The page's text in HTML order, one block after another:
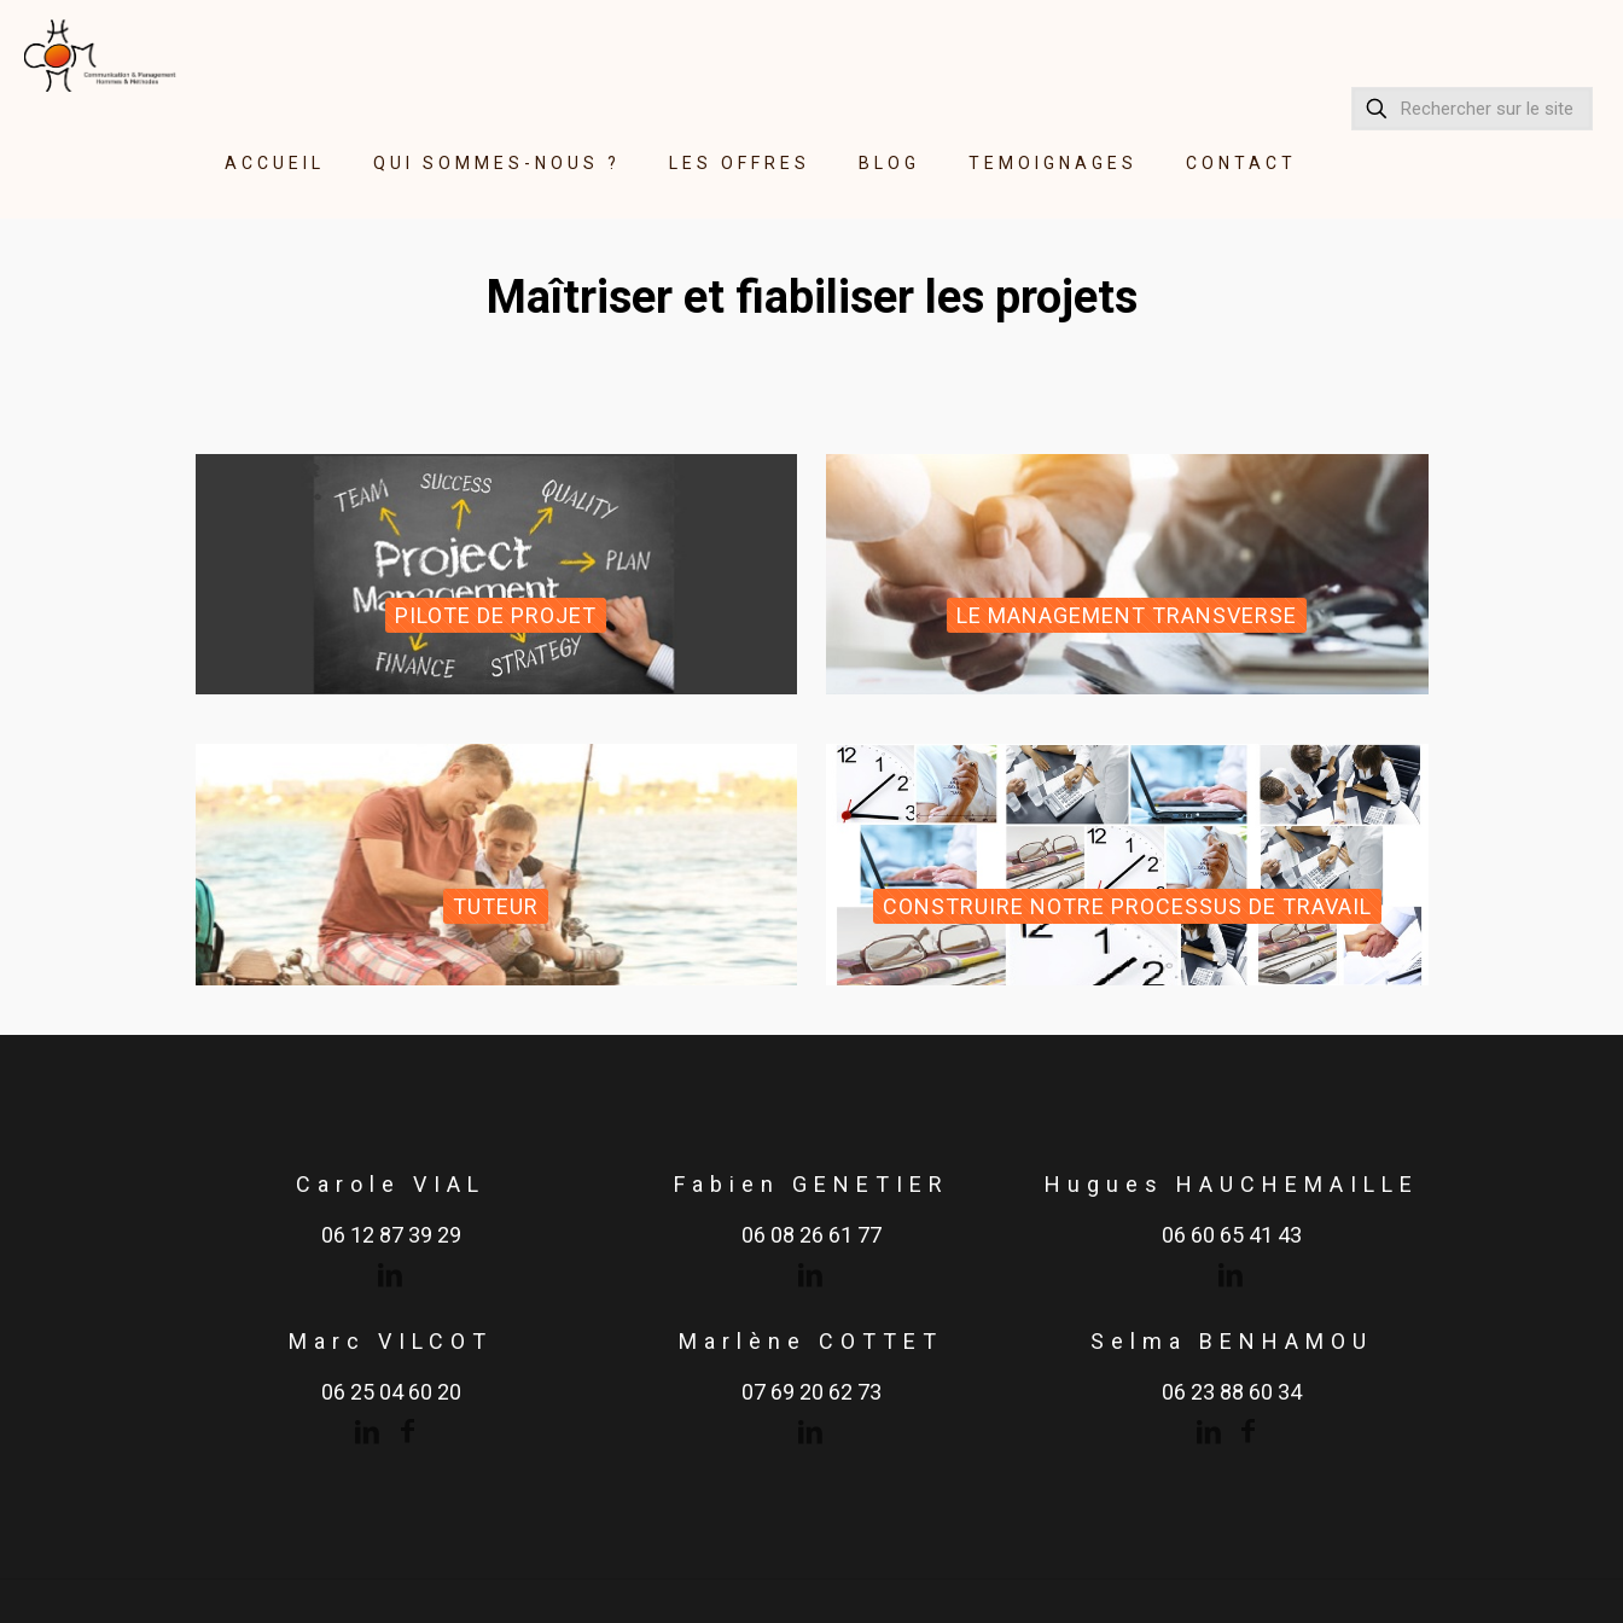
ACCUEIL QUI SOMMES-NOUS ? LES OFFRES BLOG TEMOIGNAGES CONTACT
Maîtriser et fiabiliser les projets
PILOTE DE PROJET LE MANAGEMENT TRANSVERSE
TUTEUR CONSTRUIRE NOTRE PROCESSUS DE TRAVAIL
Carole VIAL
06 12 87 39 29
Marc VILCOT
06 25 04 60 20
Fabien GENETIER
06 08 26 61 77
Marlène COTTET
07 69 20 62 73
Hugues HAUCHEMAILLE
06 60 65 41 43
Selma BENHAMOU
06 23 88 60 34